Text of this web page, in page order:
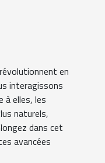
?
en
interagissons
à elles, les
naturels,
dans cet
avancées